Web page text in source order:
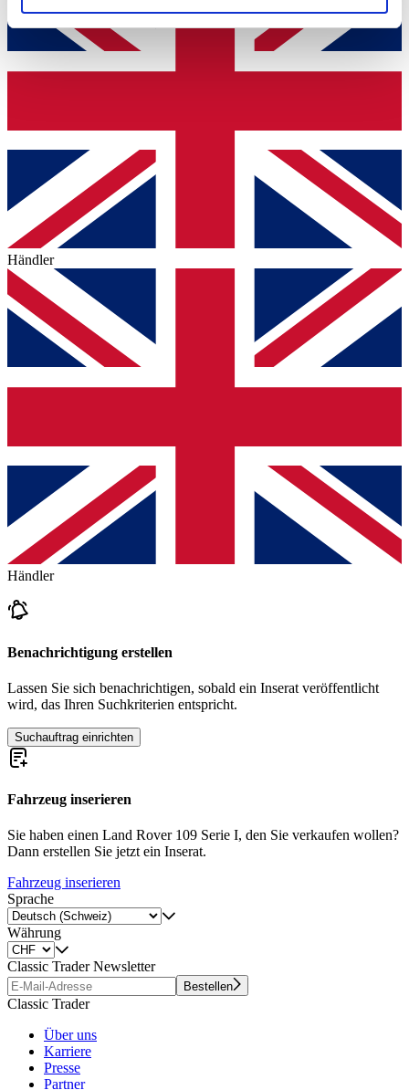
soziale Medien, Werbung und Analysen weiter. Unsere
Partner führen diese Informationen möglicherweise mit
Händler
Händler
Benachrichtigung erstellen
Lassen Sie sich benachrichtigen, sobald ein Inserat veröffentlicht
wird, das Ihren Suchkriterien entspricht.
Suchauftrag einrichten
Fahrzeug inserieren
Sie haben einen Land Rover 109 Serie I, den Sie verkaufen wollen?
Dann erstellen Sie jetzt ein Inserat.
Fahrzeug inserieren
Sprache
Währung
Classic Trader Newsletter
Bestellen
Classic Trader
Über uns
Karriere
Presse
Partner